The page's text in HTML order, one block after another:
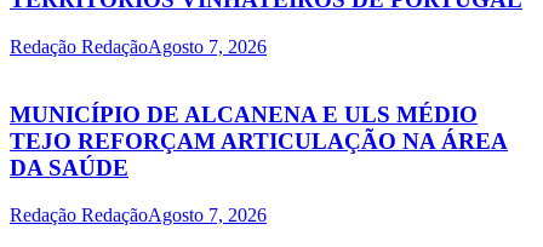
Redação RedaçãoAgosto 7, 2026
MUNICÍPIO DE ALCANENA E ULS MÉDIO
TEJO REFORÇAM ARTICULAÇÃO NA ÁREA
DA SAÚDE
Redação RedaçãoAgosto 7, 2026